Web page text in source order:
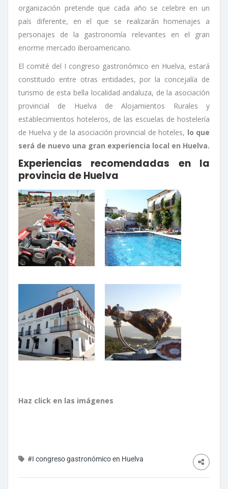
organización pretende que cada año se celebre en un
país diferente, en el que se realizarán homenajes a
personajes de la gastronomía relevantes en el gran
enorme mercado iberoamericano.
El comité del I congreso gastronómico en Huelva, estará
constituido entre otras entidades, por la concejalía de
turismo de esta bella localidad andaluza, de la asociación
provincial de Huelva de Alojamientos Rurales y
establecimientos hoteleros, de las escuelas de hostelería
de Huelva y de la asociación provincial de hoteles, lo que
será de nuevo una gran experiencia local en Huelva.
Experiencias recomendadas en la
provincia de Huelva
Haz click en las imágenes
#I congreso gastronómico en Huelva